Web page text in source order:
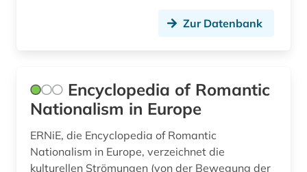
romanistik (1)
schriftsteller (1)
schulmusik (1)
schweden (1)
Zur Datenbank
Encyclopedia of Romantic
Nationalism in Europe
ERNiE, die Encyclopedia of Romantic
Nationalism in Europe, verzeichnet die
kulturellen Strömungen (von der Bewegung der